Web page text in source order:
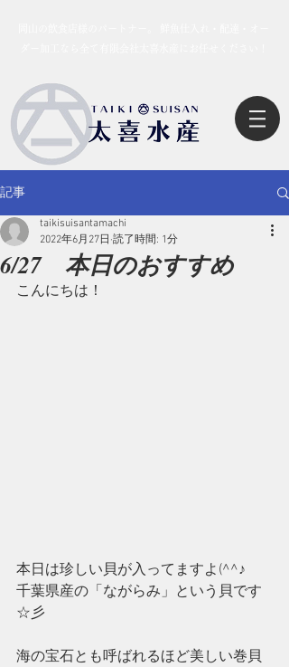
記事
6/27 本日のおすすめ
taikisuisantamachi
2022年6月27日 読了時間: 1分
こんにちは！
本日は珍しい貝が入ってますよ(^^♪
千葉県産の「ながらみ」という貝です
☆彡
海の宝石とも呼ばれるほど美しい巻貝